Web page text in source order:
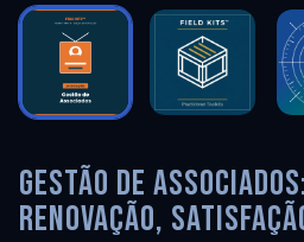
Gestão de
renovação,